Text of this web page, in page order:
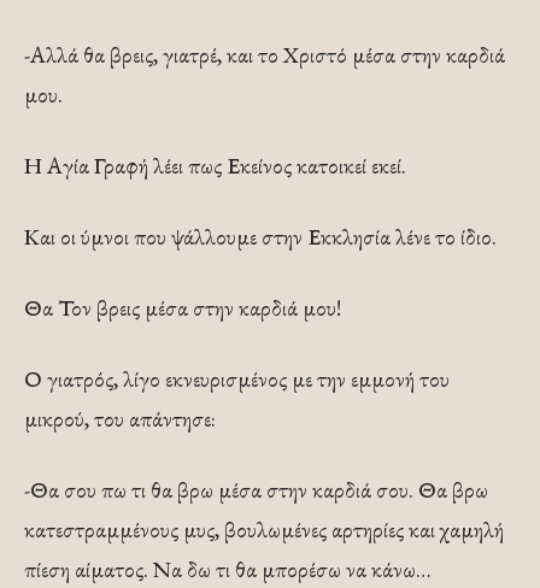
-Αλλά θα βρεις, γιατρέ, και το Χριστό μέσα στην καρδιά
μου.
Η Αγία Γραφή λέει πως Εκείνος κατοικεί εκεί.
Και οι ύμνοι που ψάλλουμε στην Εκκλησία λένε το ίδιο.
Θα Τον βρεις μέσα στην καρδιά μου!
Ο γιατρός, λίγο εκνευρισμένος με την εμμονή του
μικρού, του απάντησε:
-Θα σου πω τι θα βρω μέσα στην καρδιά σου. Θα βρω
κατεστραμμένους μυς, βουλωμένες αρτηρίες και χαμηλή
πίεση αίματος. Να δω τι θα μπορέσω να κάνω…